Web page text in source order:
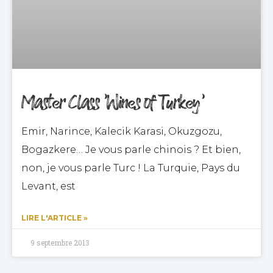
Master Class ‘Wines of Turkey’
Emir, Narince, Kalecik Karasi, Okuzgozu,
Bogazkere… Je vous parle chinois ? Et bien,
non, je vous parle Turc ! La Turquie, Pays du
Levant, est
LIRE L'ARTICLE »
9 septembre 2013